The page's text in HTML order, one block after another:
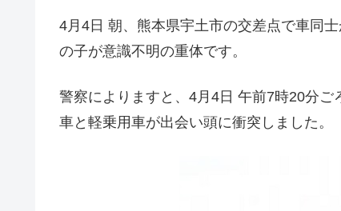
4月4日 朝、熊本県宇土市の交差点で車同
の子が意識不明の重体です。
警察によりますと、4月4日 午前7時20分
車と軽乗用車が出会い頭に衝突しました。